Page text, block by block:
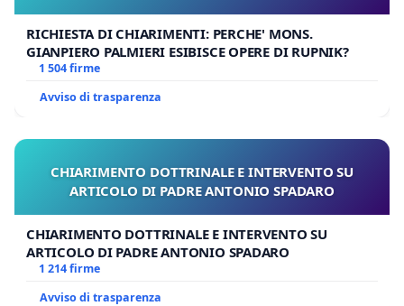
RICHIESTA DI CHIARIMENTI: PERCHE' MONS.
GIANPIERO PALMIERI ESIBISCE OPERE DI RUPNIK?
1 504 firme
Avviso di trasparenza
CHIARIMENTO DOTTRINALE E INTERVENTO SU
ARTICOLO DI PADRE ANTONIO SPADARO
CHIARIMENTO DOTTRINALE E INTERVENTO SU
ARTICOLO DI PADRE ANTONIO SPADARO
1 214 firme
Avviso di trasparenza